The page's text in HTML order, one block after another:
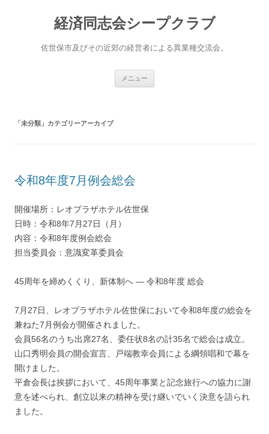
経済同志会シープクラブ
佐世保市及びその近郊の経営者による異業種交流会。
メニュー
「未分類 」カテゴリーアーカイブ
令和8年度7月例会総会
開催場所：レオプラザホテル佐世保
日時：令和8年7月27日（月）
内容：令和8年度例会総会
担当委員会：意識変革委員会
45周年を締めくくり、新体制へ ― 令和8年度 総会
7月27日、レオプラザホテル佐世保において令和8年度の総会を
兼ねた7月例会が開催されました。
会員56名のうち出席27名、委任状8名の計35名で総会は成立。
山口秀明会員の開会宣言、戸端教幸会員による綱領唱和で幕を
開けました。
平倉会長は挨拶において、45周年事業と記念旅行への協力に謝
意を述べられ、創立以来の精神を受け継いでいく決意を語られ
ました。